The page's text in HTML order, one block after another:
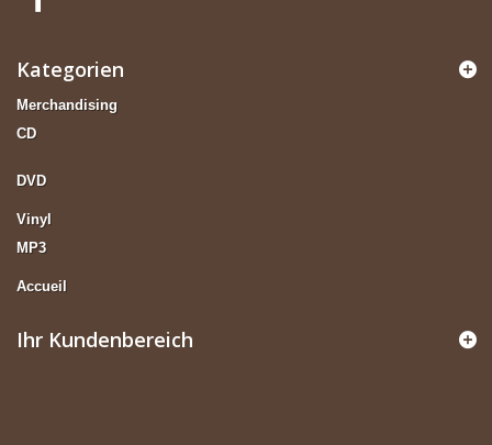
Kategorien
Merchandising
CD
DVD
Vinyl
MP3
Accueil
Ihr Kundenbereich